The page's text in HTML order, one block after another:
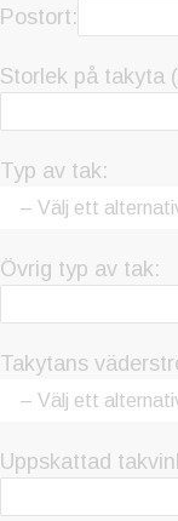
Postort:
Storlek på takyta
Typ av tak:
Övrig typ av tak:
Takytans
Uppskattad